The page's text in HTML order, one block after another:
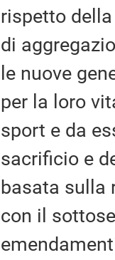
rispetto
di
le nuove
per la loro
sport e da
sacrificio e
basata sulla
con il